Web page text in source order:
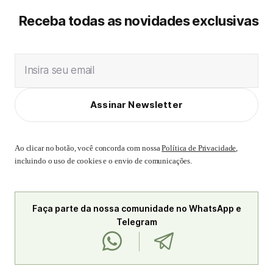
Receba todas as novidades exclusivas
Insira seu email
Assinar Newsletter
Ao clicar no botão, você concorda com nossaPolítica de Privacidade,
incluindo o uso de cookies e o envio de comunicações.
Faça parte da nossa comunidade no WhatsApp e
Telegram